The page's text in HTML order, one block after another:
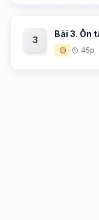
3
Bài 3. Ôn
🟡 45p